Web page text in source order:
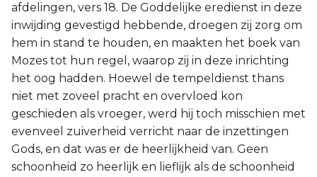
afdelingen, vers 18. De Goddelijke eredienst in deze
inwijding gevestigd hebbende, droegen zij zorg om
hem in stand te houden, en maakten het boek van
Mozes tot hun regel, waarop zij in deze inrichting
het oog hadden. Hoewel de tempeldienst thans
niet met zoveel pracht en overvloed kon
geschieden als vroeger, werd hij toch misschien met
evenveel zuiverheid verricht naar de inzettingen
Gods, en dat was er de heerlijkheid van. Geen
schoonheid zo heerlijk en lieflijk als de schoonheid